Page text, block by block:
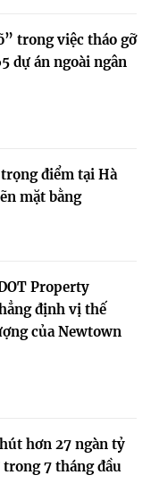
trong việc tháo gỡ
dự án ngoài ngân
điểm tại Hà
mặt bằng
Property
định vị thế
của Newtown
hơn 27 ngàn tỷ
7 tháng đầu